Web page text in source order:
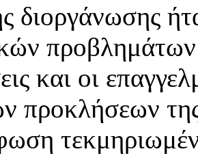
διοργάνωσης
προβλημάτων
και οι
προκλήσεων